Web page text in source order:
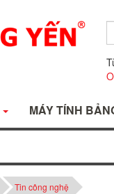
MÁY TÍNH
Tin công nghệ